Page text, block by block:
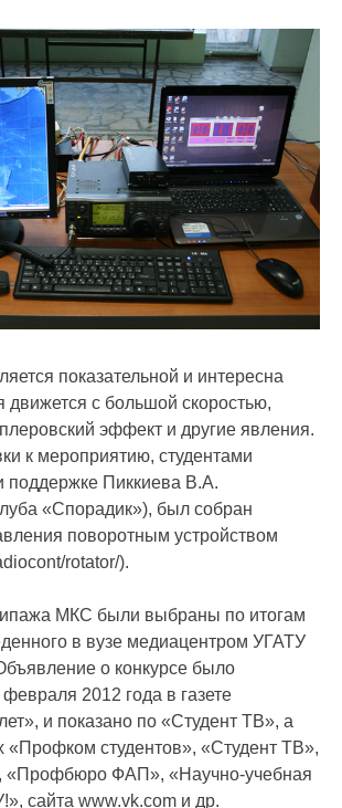
показательной и интересна
движется с большой скоростью,
эффект и другие явления.
к мероприятию, студентами
поддержке Пиккиева В.А.
«Спорадик»), был собран
поворотным устройством
rotator/).
МКС были выбраны по итогам
в вузе медиацентром УГАТУ
о конкурсе было
2012 года в газете
и показано по «Студент ТВ», а
«Профком студентов», «Студент ТВ»,
«Профбюро ФАП», «Научно-учебная
сайта www.vk.com и др.